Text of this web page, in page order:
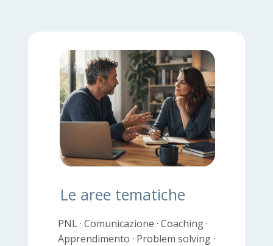
Le aree tematiche
PNL · Comunicazione · Coaching ·
Apprendimento · Problem solving ·